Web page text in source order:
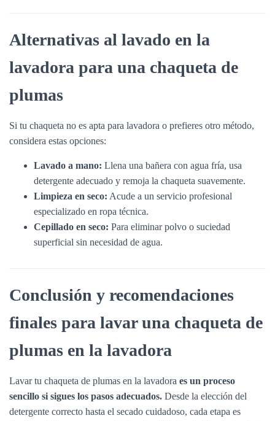
Alternativas al lavado en la
lavadora para una chaqueta de
plumas
Si tu chaqueta no es apta para lavadora o prefieres otro método,
considera estas opciones:
Lavado a mano: Llena una bañera con agua fría, usa
detergente adecuado y remoja la chaqueta suavemente.
Limpieza en seco: Acude a un servicio profesional
especializado en ropa técnica.
Cepillado en seco: Para eliminar polvo o suciedad
superficial sin necesidad de agua.
Conclusión y recomendaciones
finales para lavar una chaqueta de
plumas en la lavadora
Lavar tu chaqueta de plumas en la lavadora es un proceso
sencillo si sigues los pasos adecuados. Desde la elección del
detergente correcto hasta el secado cuidadoso, cada etapa es